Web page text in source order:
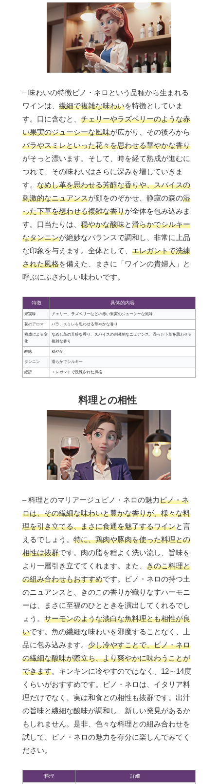
– 味わいの特徴ピノ・ネロという品種から生まれる
ワインは、 繊細で複雑な味わいを特徴としていま
す。口に含むと、 チェリーやラズベリーのような赤
い果実のジューシーな風味が広がり、その後ろから
バラやスミレといった花々を思わせる華やかな香り
がそっと漂います。そして、時を経て熟成が進むに
つれて、その味わいはさらに深みを増していきま
す。 なめし革を思わせる芳醇な香りや、スパイスの
刺激的なニュアンスが顔をのぞかせ、静寂の森の湿
った下草を想わせる複雑な香りが全体を包み込みま
す。口当たりは、 穏やかな酸味と滑らかでシルキー
なタンニンが絶妙なバランスで調和し、非常に上品
な印象を与えます。全体として、 エレガントで洗練
された風格を備えた、まさに「ワインの貴婦人」と
呼ぶにふさわしい味わいです。
特徴 具体的内容
果実味 チェリー、ラズベリーなどの赤い果実のジューシーな風味
花のアロマ バラ、スミレを思わせる華やかな香り
熟成による変
化
なめし革の芳醇な香り、スパイスの刺激的なニュアンス、湿った下草を思わせる
複雑な香り
酸味 穏やか
タンニン 滑らかでシルキー
総評 エレガントで洗練された風格
料理との相性
– 料理とのマリアージュピノ・ネロの魅力ピノ・ネ
ロは、その繊細な味わいと豊かな香りが、様々な料
理を引き立てる、まさに食通を魅了するワインと言
えるでしょう。 特に、鶏肉や豚肉を使った料理との
相性は抜群です。肉の脂を程よく洗い流し、旨味を
より一層引き立ててくれます。また、 きのこ料理と
の組み合わせもおすすめです。ピノ・ネロの持つ土
のニュアンスと、きのこの香りが織りなすハーモニ
ーは、まさに至福のひとときを演出してくれるでし
ょう。 サーモンのような淡白な魚料理とも相性が良
いです。魚の繊細な味わいを邪魔することなく、上
品に包み込みます。 少し冷やすことで、ピノ・ネロ
の繊細な酸味が際立ち、より爽やかに味わうことが
できます。キンキンに冷やすのではなく、12～14度
くらいがおすすめです。ピノ・ネロは、イタリア料
理だけでなく、実は和食との相性も抜群です。出汁
の旨味と繊細な酸味が調和し、新しい発見があるか
もしれません。是非、色々な料理との組み合わせを
試して、ピノ・ネロの魅力を存分に楽しんでみてく
ださい。
料理 詳細